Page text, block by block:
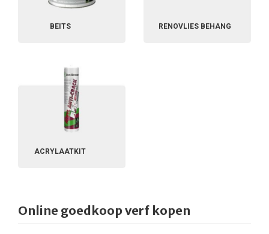
BEITS RENOVLIES BEHANG
ACRYLAATKIT
Online goedkoop verf kopen